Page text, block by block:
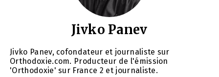
Jivko Panev
Jivko Panev, cofondateur et journaliste sur
Orthodoxie.com. Producteur de l'émission
'Orthodoxie' sur France 2 et journaliste.